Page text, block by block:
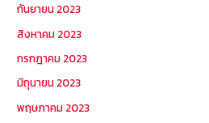
กันยายน 2023
สิงหาคม 2023
กรกฎาคม 2023
มิถุนายน 2023
พฤษภาคม 2023